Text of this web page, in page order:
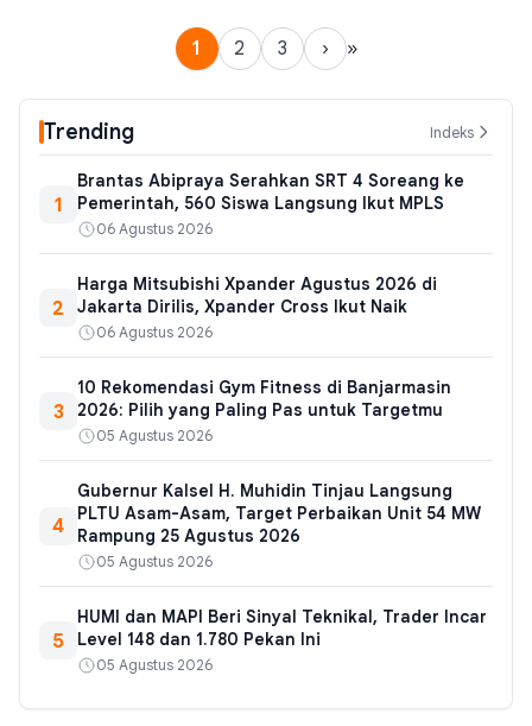
1 2 3 › »
Trending Indeks
1
Brantas Abipraya Serahkan SRT 4 Soreang ke
Pemerintah, 560 Siswa Langsung Ikut MPLS
06 Agustus 2026
2
Harga Mitsubishi Xpander Agustus 2026 di
Jakarta Dirilis, Xpander Cross Ikut Naik
06 Agustus 2026
3
10 Rekomendasi Gym Fitness di Banjarmasin
2026: Pilih yang Paling Pas untuk Targetmu
05 Agustus 2026
4
Gubernur Kalsel H. Muhidin Tinjau Langsung
PLTU Asam-Asam, Target Perbaikan Unit 54 MW
Rampung 25 Agustus 2026
05 Agustus 2026
5
HUMI dan MAPI Beri Sinyal Teknikal, Trader Incar
Level 148 dan 1.780 Pekan Ini
05 Agustus 2026